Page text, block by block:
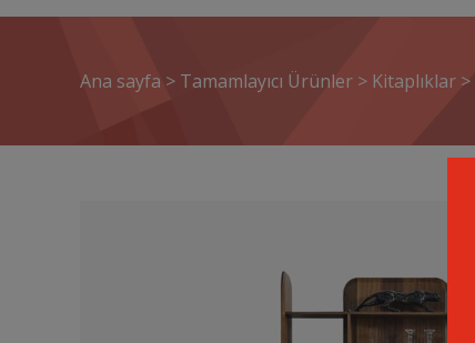
Ana sayfa > Tamamlayıcı Ürünler > Kitaplıklar >